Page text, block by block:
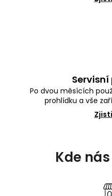
Po dvou měsících
prohlídku a vše
Kde